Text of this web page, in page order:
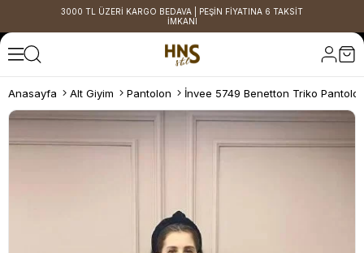
3000 TL ÜZERİ KARGO BEDAVA | PEŞİN FİYATINA 6 TAKSİT
İMKANI
Anasayfa Alt Giyim Pantolon İnvee 5749 Benetton Triko